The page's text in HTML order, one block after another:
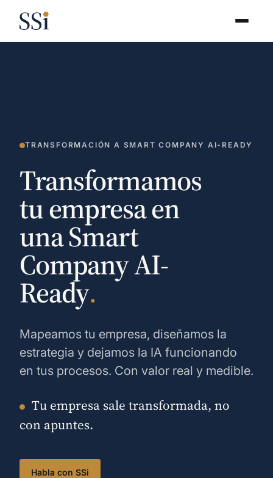
TRANSFORMACIÓN A SMART COMPANY AI-READY
Transformamos
tu empresa en
una Smart
Company AI-
Ready.
Mapeamos tu empresa, diseñamos la
estrategia y dejamos la IA funcionando
en tus procesos. Con valor real y medible.
Tu empresa sale transformada, no
con apuntes.
Habla con SSi